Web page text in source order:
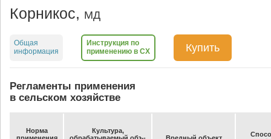
Корникос, МД
Общая
информация
Инструкция по
применению в СХ
Купить
Регламенты применения
в сельском хозяйстве
Нор­ма
Куль­ту­ра,